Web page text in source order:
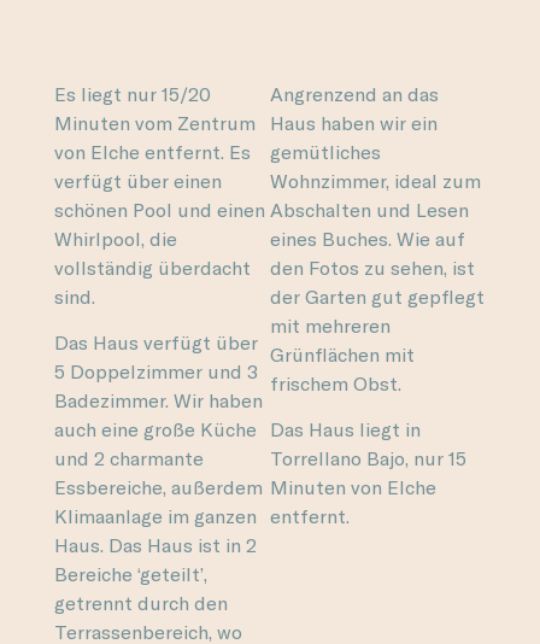
Es liegt nur 15/20
Minuten vom Zentrum
von Elche entfernt. Es
verfügt über einen
schönen Pool und einen
Whirlpool, die
vollständig überdacht
sind.
Das Haus verfügt über
5 Doppelzimmer und 3
Badezimmer. Wir haben
auch eine große Küche
und 2 charmante
Essbereiche, außerdem
Klimaanlage im ganzen
Haus. Das Haus ist in 2
Bereiche ‘geteilt’,
getrennt durch den
Terrassenbereich, wo
Angrenzend an das
Haus haben wir ein
gemütliches
Wohnzimmer, ideal zum
Abschalten und Lesen
eines Buches. Wie auf
den Fotos zu sehen, ist
der Garten gut gepflegt
mit mehreren
Grünflächen mit
frischem Obst.
Das Haus liegt in
Torrellano Bajo, nur 15
Minuten von Elche
entfernt.